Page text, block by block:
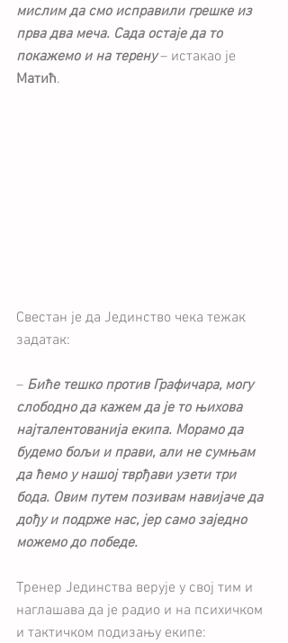
мислим да смо исправили грешке из
прва два меча. Сада остаје да то
покажемо и на терену – истакао је
Матић.
Свестан је да Јединство чека тежак
задатак:
– Биће тешко против Графичара, могу
слободно да кажем да је то њихова
најталентованија екипа. Морамо да
будемо бољи и прави, али не сумњам
да ћемо у нашој тврђави узети три
бода. Овим путем позивам навијаче да
дођу и подрже нас, јер само заједно
можемо до победе.
Тренер Јединства верује у свој тим и
наглашава да је радио и на психичком
и тактичком подизању екипе: